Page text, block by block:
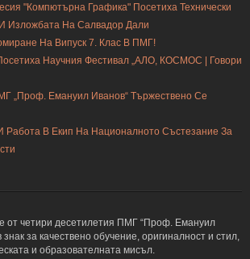
"Компютърна Графика" Посетиха Технически
Изложбата На Салвадор Дали
На Випуск 7. Клас В ПМГ!
Научния Фестивал „АЛО, КОСМОС | Говори
„Проф. Емануил Иванов“ Тържествено Се
Работа В Екип На Националното Състезание За
четири десетилетия ПМГ “Проф. Емануил
за качествено обучение, оригиналност и стил,
и образователната мисъл.